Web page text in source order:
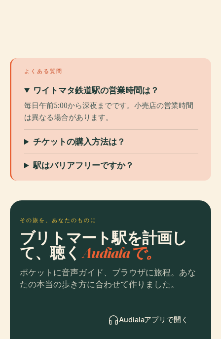
よくある質問
ワイトマタ鉄道駅の営業時間は？
毎日午前5:00から深夜までです。小売店の営業時間
は異なる場合があります。
チケットの購入方法は？
駅はバリアフリーですか？
その旅を、あなたのものに
ブリトマート駅を計画し
て、聴くAudialaで。
ポケットに音声ガイド、ブラウザに旅程。あな
たの本当の歩き方に合わせて作りました。
Audialaアプリで開く